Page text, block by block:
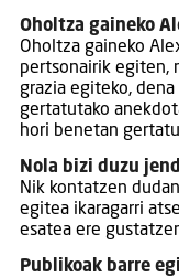
Oholtza gaineko
Oholtza gaineko
pertsonairik egiten,
grazia egiteko,
gertatutako
hori benetan
Nola bizi duzu
Nik kontatzen
egitea ikaragarri
esatea ere
Publikoak barre